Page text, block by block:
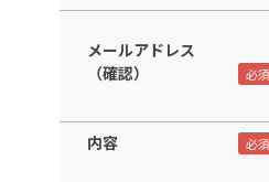
メールアドレス
（確認）
内容